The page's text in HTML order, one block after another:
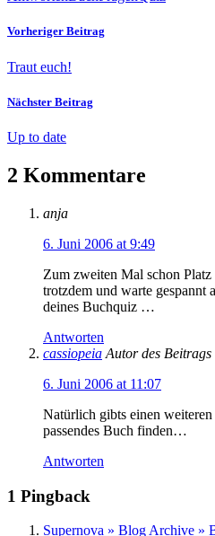
Vorheriger Beitrag
Traut euch!
Nächster Beitrag
Up to date
2 Kommentare
anja
6. Juni 2006 at 9:49
Zum zweiten Mal schon
trotzdem und warte gespannt
deines Buchquiz …
Antworten
cassiopeia Autor des Beitrags
6. Juni 2006 at 11:07
Natürlich gibts einen
passendes Buch finden…
Antworten
1 Pingback
Supernova » Blog Archive »